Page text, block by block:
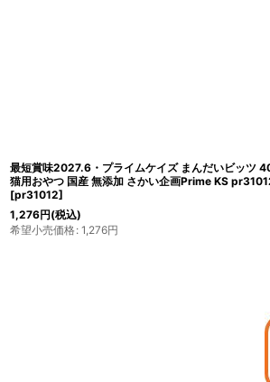
いビッツ 40g 犬
KS pr31012
最短賞味2027.7・プライムケイ
犬猫用おやつ 国産 無添加 さか
希望小売価格